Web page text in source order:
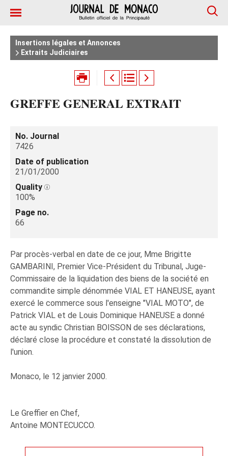
Insertions légales et Annonces
Extraits Judiciaires
GREFFE GENERAL EXTRAIT
No. Journal
7426
Date of publication
21/01/2000
Quality
100%
Page no.
66
Par procès-verbal en date de ce jour, Mme Brigitte
GAMBARINI, Premier Vice-Président du Tribunal, Juge-
Commissaire de la liquidation des biens de la société en
commandite simple dénommée VIAL ET HANEUSE, ayant
exercé le commerce sous l'enseigne "VIAL MOTO", de
Patrick VIAL et de Louis Dominique HANEUSE a donné
acte au syndic Christian BOISSON de ses déclarations,
déclaré close la procédure et constaté la dissolution de
l'union.
Monaco, le 12 janvier 2000.
Le Greffier en Chef,
Antoine MONTECUCCO.